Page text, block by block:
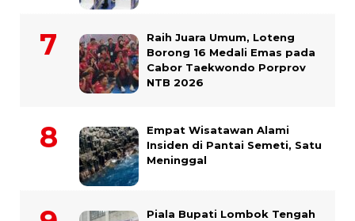
Raih Juara Umum, Loteng
Borong 16 Medali Emas pada
Cabor Taekwondo Porprov
NTB 2026
Empat Wisatawan Alami
Insiden di Pantai Semeti, Satu
Meninggal
Piala Bupati Lombok Tengah